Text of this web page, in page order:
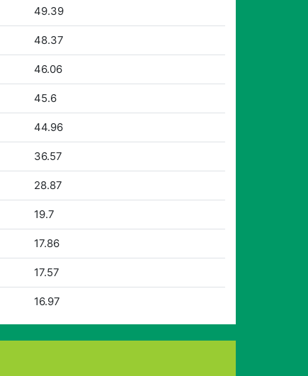
49.39
48.37
46.06
45.6
44.96
36.57
28.87
19.7
17.86
17.57
16.97